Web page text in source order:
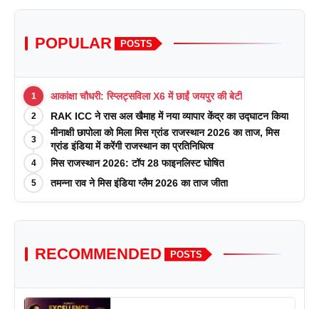
POPULAR POSTS
1 आकांक्षा चौधरी: स्प्लिट्सविला X6 में छाईं जयपुर की बेटी
2 RAK ICC ने रास अल खैमाह में नया व्यापार केंद्र का उद्घाटन किया
3
मीनाक्षी छापोला को मिला मिस ग्रांड राजस्थान 2026 का ताज, मिस
ग्रांड इंडिया में करेंगी राजस्थान का प्रतिनिधित्व
4 मिस राजस्थान 2026: टॉप 28 फाइनलिस्ट घोषित
5 तमन्ना राव ने मिस इंडिया ग्लैम 2026 का ताज जीता
RECOMMENDED POSTS